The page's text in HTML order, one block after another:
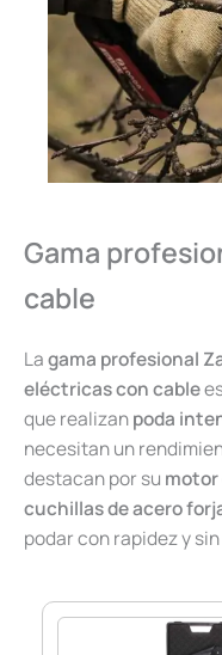
Gama
cable
Lagama profesional
eléctricas con cable
que realizanpoda
necesitan un
destacan por su
cuchillas de acero
podar con rapidez y